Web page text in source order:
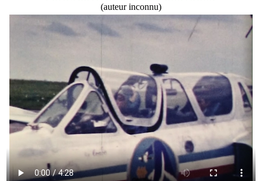
(auteur inconnu)